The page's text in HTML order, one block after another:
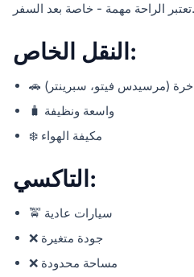
تعتبر الراحة مهمة - خاصة بعد السفر.
النقل الخاص:
(مرسيدس فيتو، سبرينتر)
🧳 واسعة ونظيفة
❄️ مكيفة الهواء
التاكسي:
🚖 سيارات عادية
❌ جودة متغيرة
❌ مساحة محدودة